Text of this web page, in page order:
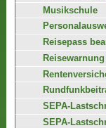
Musikschule
Reisepass
SEPA-
SEPA-